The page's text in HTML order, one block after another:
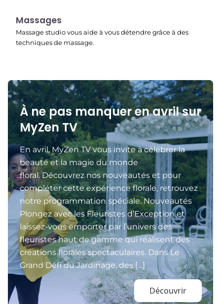
22:45
Massages
Massage studio vous aide à vous détendre grâce à des
techniques de massage.
À ne pas manquer en avril sur
MyZen TV
En avril, MyZen TV vous invite à célébrer la
beauté et la magie du monde
floral. Découvrez nos nouveautés et pour
compléter cette expérience florale, retrouvez
notre programmation spéciale. Nouveautés
Plongez avec les Fleuristes d’Exception et
laissez-vous emporter par l’univers des
fleuristes haut de gamme qui réalisent des
créations florales spectaculaires. Dans Le
Grand Défi du Jardinage, des […]
Découvrir